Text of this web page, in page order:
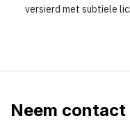
versierd met subtiele
Neem contact